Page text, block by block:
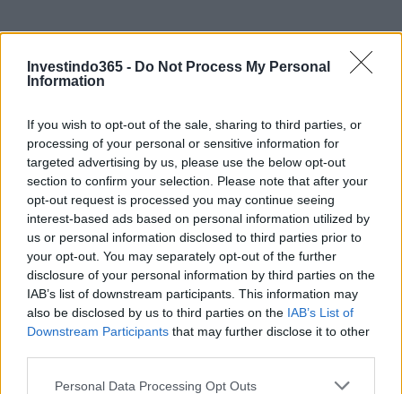
Investindo365 - Do Not Process My Personal
Information
If you wish to opt-out of the sale, sharing to third parties, or
processing of your personal or sensitive information for
targeted advertising by us, please use the below opt-out
section to confirm your selection. Please note that after your
opt-out request is processed you may continue seeing
interest-based ads based on personal information utilized by
us or personal information disclosed to third parties prior to
your opt-out. You may separately opt-out of the further
disclosure of your personal information by third parties on the
IAB’s list of downstream participants. This information may
also be disclosed by us to third parties on the IAB’s List of
Downstream Participants that may further disclose it to other
Please note that this website/app uses one or more Google
Personal Data Processing Opt Outs
Continue lendo
NÃO CLASSIFICADO